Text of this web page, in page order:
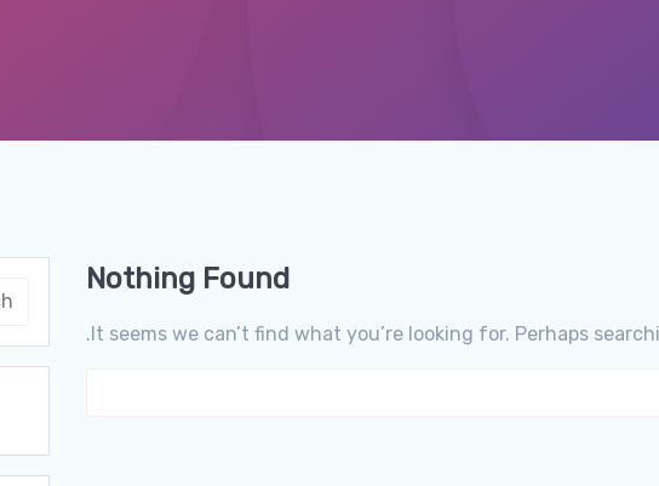
Nothing Found
It seems we can’t find what you’re looking for. Perhaps